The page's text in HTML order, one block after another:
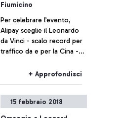
Fiumicino
Per celebrare l’evento,
Alipay sceglie il Leonardo
da Vinci - scalo record per
traffico da e per la Cina -
“Random Discount 2018
RMB”
+ Approfondisci
15 febbraio 2018